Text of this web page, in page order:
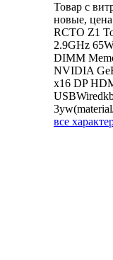
Товар с
новые,
RCTO Z1
2.9GHz
DIMM
NVIDIA
x16 DP
все